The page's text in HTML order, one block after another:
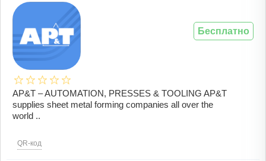
AP&T – AUTOMATION, PRESSES & TOOLING AP&T
supplies sheet metal forming companies all over the
world ..
QR-код
Бесплатно